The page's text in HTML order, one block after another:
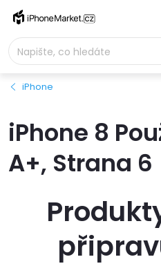
Přejít
obsah
iPhone
iPhone 8
A+, Strana 6